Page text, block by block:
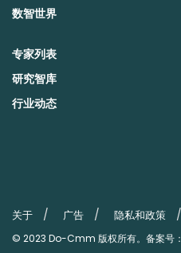
数智世界
专家列表
研究智库
行业动态
关于 广告 隐私和政策
© 2023 Do-Cmm 版权所有。备案号：